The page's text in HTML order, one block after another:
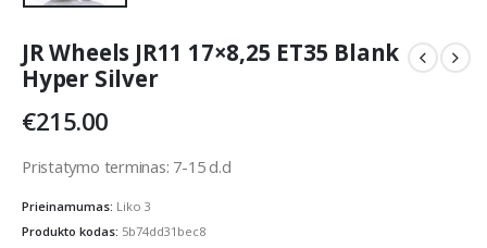
JR Wheels JR11 17×8,25 ET35 Blank
Hyper Silver
€215.00
Pristatymo terminas: 7-15 d.d
Prieinamumas: Liko 3
Produkto kodas: 5b74dd31bec8